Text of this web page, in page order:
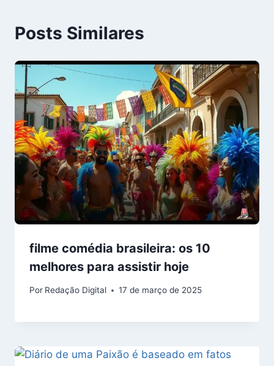
Posts Similares
filme comédia brasileira: os 10
melhores para assistir hoje
Por Redação Digital 17 de março de 2025